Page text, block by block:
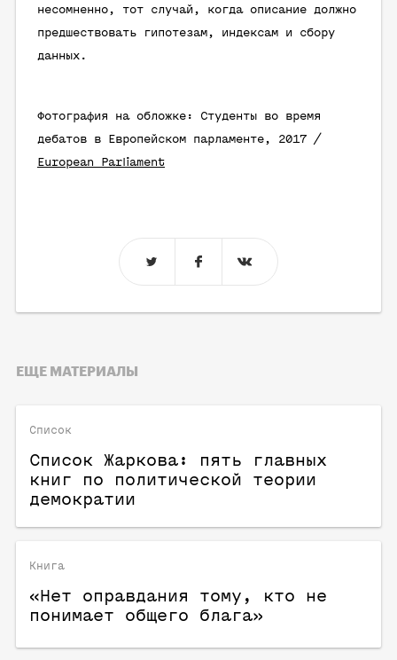
несомненно, тот случай, когда описание должно
предшествовать гипотезам, индексам и сбору
данных.
Фотография на обложке: Студенты во время
дебатов в Европейском парламенте, 2017 /
European Parliament
ЕЩЕ МАТЕРИАЛЫ
Список
Список Жаркова: пять главных
книг по политической теории
демократии
Книга
«Нет оправдания тому, кто не
понимает общего блага»